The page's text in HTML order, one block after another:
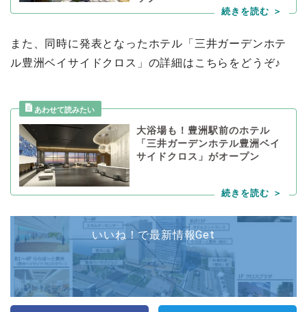
また、同時に発表となったホテル「三井ガーデンホテ
ル豊洲ベイサイドクロス」の詳細はこちらをどうぞ♪
大浴場も！豊洲駅前のホテル
「三井ガーデンホテル豊洲ベイ
サイドクロス」がオープン
いいね！で最新情報Get